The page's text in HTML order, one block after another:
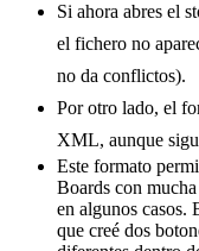
Si ahora abres el
el fichero no
no da conflictos).
Por otro lado, el
XML, aunque
Este formato
Boards con
en algunos casos.
que creé dos